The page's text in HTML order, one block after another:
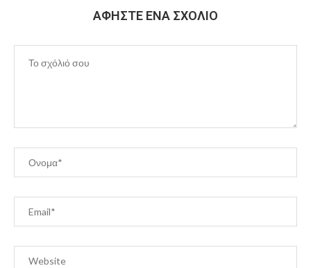
ΑΦΉΣΤΕ ΈΝΑ ΣΧΌΛΙΟ